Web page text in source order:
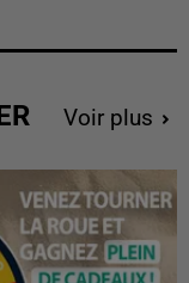
Voir plus